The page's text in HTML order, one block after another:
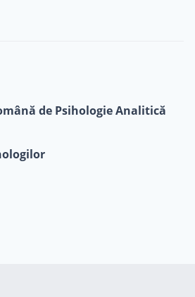
de Psihologie Analitică